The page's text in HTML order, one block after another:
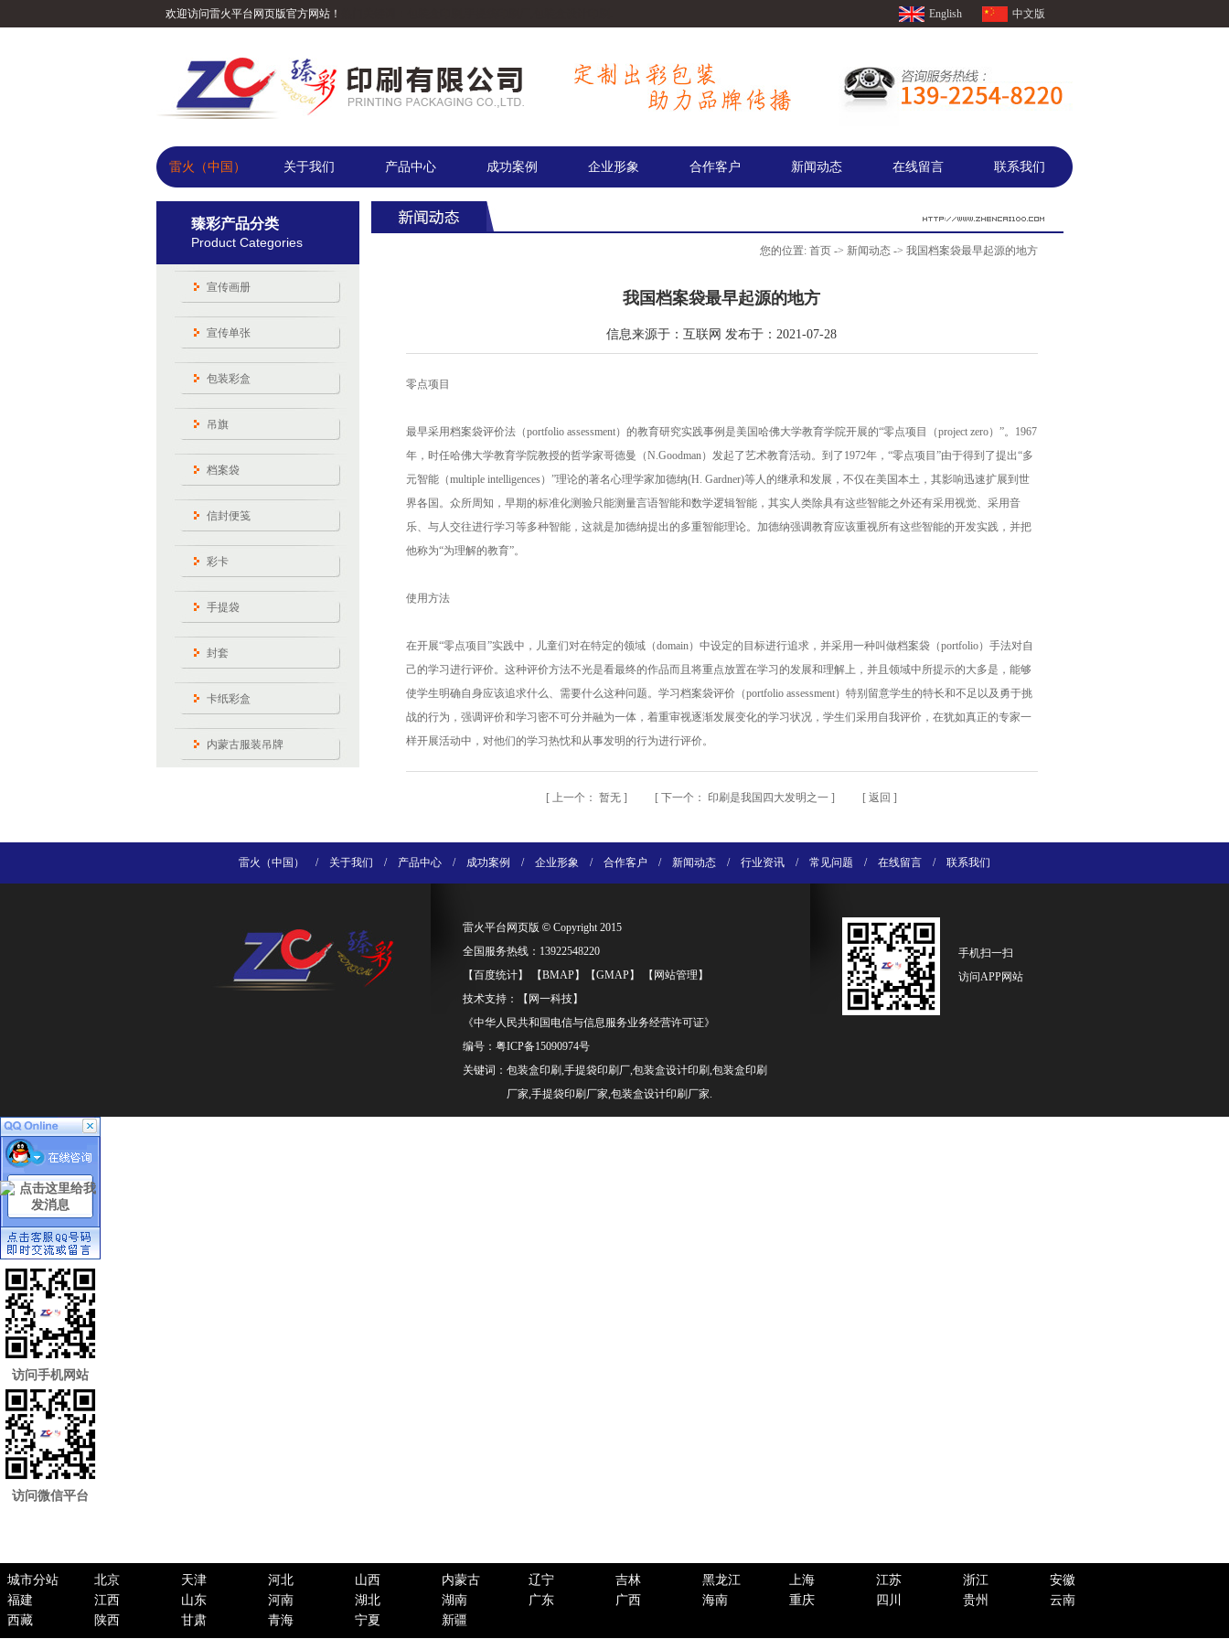
欢迎访问雷火平台网页版官方网站！ English 中文版
雷火（中国） 关于我们 产品中心 成功案例 企业形象 合作客户 新闻动态 在线留言 联系我们
臻彩产品分类
Product Categories
宣传画册
宣传单张
包装彩盒
吊旗
档案袋
信封便笺
彩卡
手提袋
封套
卡纸彩盒
内蒙古服装吊牌
您的位置: 首页-> 新闻动态-> 我国档案袋最早起源的地方
我国档案袋最早起源的地方
信息来源于：互联网 发布于：2021-07-28
零点项目
最早采用档案袋评价法（portfolio assessment）的教育研究实践事例是美国哈佛大学教育学院开展的“零点项目（project zero）”。1967
年，时任哈佛大学教育学院教授的哲学家哥德曼（N.Goodman）发起了艺术教育活动。到了1972年，“零点项目”由于得到了提出“多
元智能（multiple intelligences）”理论的著名心理学家加德纳(H. Gardner)等人的继承和发展，不仅在美国本土，其影响迅速扩展到世
界各国。众所周知，早期的标准化测验只能测量言语智能和数学逻辑智能，其实人类除具有这些智能之外还有采用视觉、采用音
乐、与人交往进行学习等多种智能，这就是加德纳提出的多重智能理论。加德纳强调教育应该重视所有这些智能的开发实践，并把
他称为“为理解的教育”。
使用方法
在开展“零点项目”实践中，儿童们对在特定的领域（domain）中设定的目标进行追求，并采用一种叫做档案袋（portfolio）手法对自
己的学习进行评价。这种评价方法不光是看最终的作品而且将重点放置在学习的发展和理解上，并且领域中所提示的大多是，能够
使学生明确自身应该追求什么、需要什么这种问题。学习档案袋评价（portfolio assessment）特别留意学生的特长和不足以及勇于挑
战的行为，强调评价和学习密不可分并融为一体，着重审视逐渐发展变化的学习状况，学生们采用自我评价，在犹如真正的专家一
样开展活动中，对他们的学习热忱和从事发明的行为进行评价。
[上一个：暂无] [下一个： 印刷是我国四大发明之一] [ 返回]
雷火（中国） / 关于我们 / 产品中心 / 成功案例 / 企业形象 / 合作客户 / 新闻动态 / 行业资讯 / 常见问题 / 在线留言 / 联系我们
雷火平台网页版 © Copyright 2015
全国服务热线：13922548220
【百度统计】 【BMAP】【GMAP】 【 网站管理 】
技术支持：【 网一科技】
《中华人民共和国电信与信息服务业务经营许可证》
编号： 粤ICP备15090974号
关键词：包装盒印刷,手提袋印刷厂,包装盒设计印刷,包装盒印刷
厂家,手提袋印刷厂家,包装盒设计印刷厂家.
手机扫一扫
访问APP网站
访问手机网站
访问微信平台
城市分站 北京 天津 河北 山西 内蒙古 辽宁 吉林 黑龙江 上海 江苏 浙江
安徽
福建
江西 山东 河南 湖北 湖南 广东 广西 海南 重庆 四川 贵州
云南
西藏
陕西 甘肃 青海 宁夏 新疆